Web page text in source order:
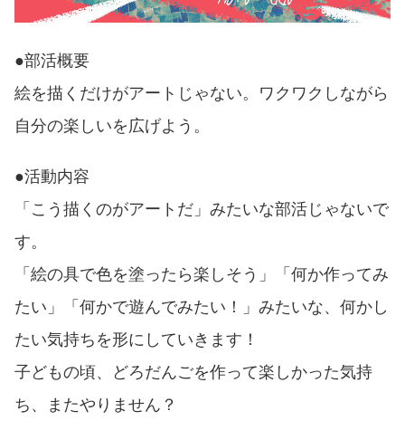
●部活概要
絵を描くだけがアートじゃない。 ワクワクしながら
自分の楽しいを広げよう。
●活動内容
「こう描くのがアートだ」みたいな部活じゃないで
す。
「絵の具で色を塗ったら楽しそう」「何か作ってみ
たい」「何かで遊んでみたい！」みたいな、何かし
たい気持ちを形にしていきます！
子どもの頃、どろだんごを作って楽しかった気持
ち、またやりません？